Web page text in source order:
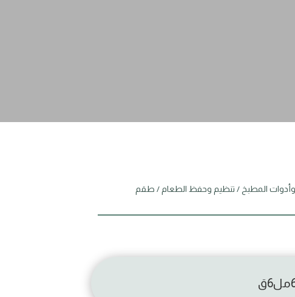
المطبخ / تنظيم وحفظ الطعام / طقم